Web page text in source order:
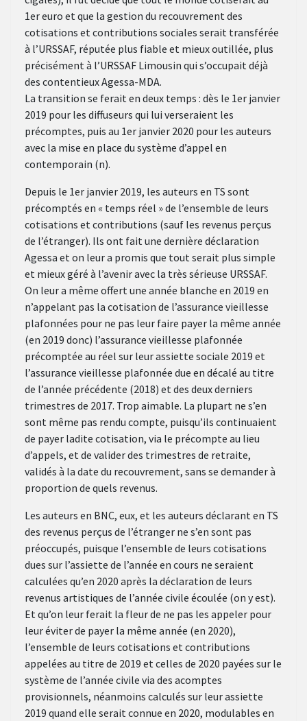
1er euro et que la gestion du recouvrement des
cotisations et contributions sociales serait transférée
à l’URSSAF, réputée plus fiable et mieux outillée, plus
précisément à l’URSSAF Limousin qui s’occupait déjà
des contentieux Agessa-MDA.
La transition se ferait en deux temps : dès le 1er janvier
2019 pour les diffuseurs qui lui verseraient les
précomptes, puis au 1er janvier 2020 pour les auteurs
avec la mise en place du système d’appel en
contemporain (n).
Depuis le 1er janvier 2019, les auteurs en TS sont
précomptés en « temps réel » de l’ensemble de leurs
cotisations et contributions (sauf les revenus perçus
de l’étranger). Ils ont fait une dernière déclaration
Agessa et on leur a promis que tout serait plus simple
et mieux géré à l’avenir avec la très sérieuse URSSAF.
On leur a même offert une année blanche en 2019 en
n’appelant pas la cotisation de l’assurance vieillesse
plafonnées pour ne pas leur faire payer la même année
(en 2019 donc) l’assurance vieillesse plafonnée
précomptée au réel sur leur assiette sociale 2019 et
l’assurance vieillesse plafonnée due en décalé au titre
de l’année précédente (2018) et des deux derniers
trimestres de 2017. Trop aimable. La plupart ne s’en
sont même pas rendu compte, puisqu’ils continuaient
de payer ladite cotisation, via le précompte au lieu
d’appels, et de valider des trimestres de retraite,
validés à la date du recouvrement, sans se demander à
proportion de quels revenus.
Les auteurs en BNC, eux, et les auteurs déclarant en TS
des revenus perçus de l’étranger ne s’en sont pas
préoccupés, puisque l’ensemble de leurs cotisations
dues sur l’assiette de l’année en cours ne seraient
calculées qu’en 2020 après la déclaration de leurs
revenus artistiques de l’année civile écoulée (on y est).
Et qu’on leur ferait la fleur de ne pas les appeler pour
leur éviter de payer la même année (en 2020),
l’ensemble de leurs cotisations et contributions
appelées au titre de 2019 et celles de 2020 payées sur le
système de l’année civile via des acomptes
provisionnels, néanmoins calculés sur leur assiette
2019 quand elle serait connue en 2020, modulables en